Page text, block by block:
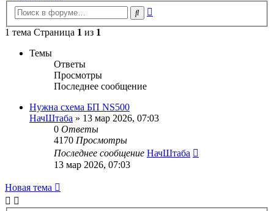
Поиск
1 тема Страница 1 из 1
Темы
Ответы
Просмотры
Последнее сообщение
Нужна схема БП NS500
НачШтаба » 13 мар 2026, 07:03
0 Ответы
4170 Просмотры
Последнее сообщение НачШтаба
13 мар 2026, 07:03
Новая тема